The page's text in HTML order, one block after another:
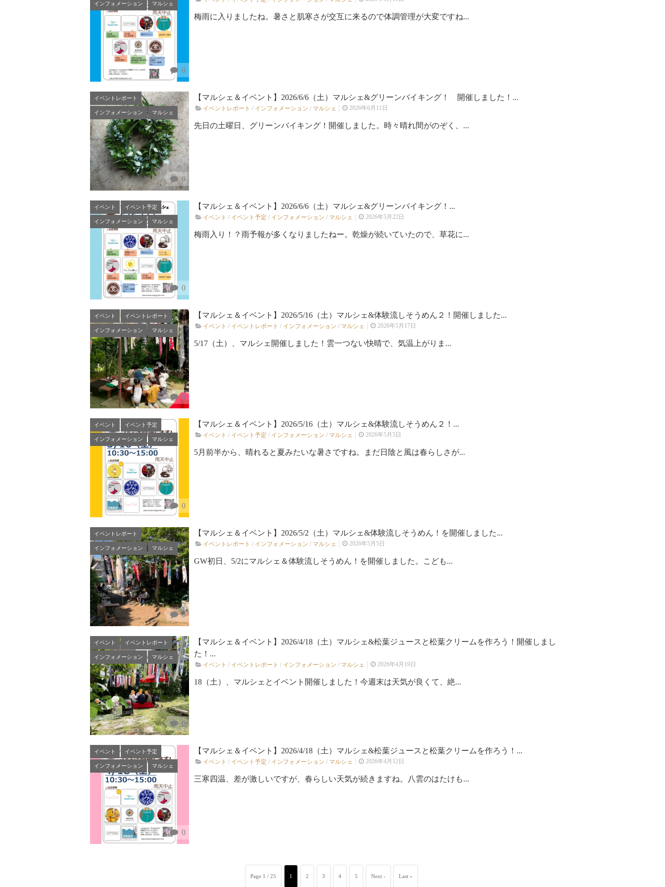
インフォメーション マルシェ
0
梅雨に入りましたね。暑さと肌寒さが交互に来るので体調管理が大変ですね...
イベントレポート
インフォメーション マルシェ
0
【マルシェ＆イベント】2026/6/6（土）マルシェ&グリーンバイキング！ 開催しました！...
イベントレポート / インフォメーション / マルシェ 2026年6月11日
先日の土曜日、グリーンバイキング！開催しました。時々晴れ間がのぞく、...
イベント イベント予定
インフォメーション マルシェ
0
【マルシェ＆イベント】2026/6/6（土）マルシェ&グリーンバイキング！...
イベント / イベント予定 / インフォメーション / マルシェ 2026年5月22日
梅雨入り！？雨予報が多くなりましたねー。乾燥が続いていたので、草花に...
イベント イベントレポート
インフォメーション マルシェ
0
【マルシェ＆イベント】2026/5/16（土）マルシェ&体験流しそうめん２！開催しました...
イベント / イベントレポート / インフォメーション / マルシェ 2026年5月17日
5/17（土）、マルシェ開催しました！雲一つない快晴で、気温上がりま...
イベント イベント予定
インフォメーション マルシェ
0
【マルシェ＆イベント】2026/5/16（土）マルシェ&体験流しそうめん２！...
イベント / イベント予定 / インフォメーション / マルシェ 2026年5月5日
5月前半から、晴れると夏みたいな暑さですね。まだ日陰と風は春らしさが...
イベントレポート
インフォメーション マルシェ
0
【マルシェ＆イベント】2026/5/2（土）マルシェ&体験流しそうめん！を開催しました...
イベントレポート / インフォメーション / マルシェ 2026年5月5日
GW初日、5/2にマルシェ＆体験流しそうめん！を開催しました。こども...
イベント イベントレポート
インフォメーション マルシェ
0
【マルシェ＆イベント】2026/4/18（土）マルシェ&松葉ジュースと松葉クリームを作ろう！開催しまし
た！...
イベント / イベントレポート / インフォメーション / マルシェ 2026年4月19日
18（土）、マルシェとイベント開催しました！今週末は天気が良くて、絶...
イベント イベント予定
インフォメーション マルシェ
0
【マルシェ＆イベント】2026/4/18（土）マルシェ&松葉ジュースと松葉クリームを作ろう！...
イベント / イベント予定 / インフォメーション / マルシェ 2026年4月12日
三寒四温、差が激しいですが、春らしい天気が続きますね。八雲のはたけも...
Page 1 / 25 1 2 3 4 5 Next › Last »